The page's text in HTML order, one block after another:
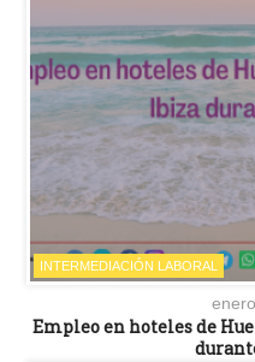
INTERMEDIACIÓN LABORAL
Empleo en hoteles de